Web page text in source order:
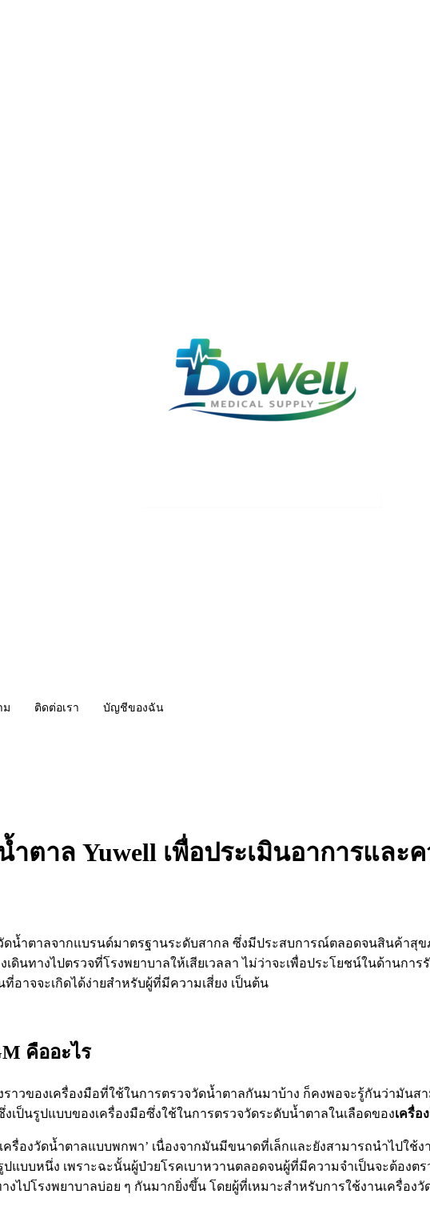
ม ติดต่อเรา บัญชีของฉัน
ำตาล Yuwell เพื่อประเมินอาการแล
ดน้ำตาลจากแบรนด์มาตรฐานระดับสากล ซึ่งมีประสบการณ์ตลอดจนสินค้าสุ
เดินทางไปตรวจที่โรงพยาบาลให้เสียเวลลา ไม่ว่าจะเพื่อประโยชน์ในด้าน
อาจจะเกิดได้ง่ายสำหรับผู้ที่มีความเสี่ยง เป็นต้น
คืออะไร
าวของเครื่องมือที่ใช้ในการตรวจวัดน้ำตาลกันมาบ้าง ก็คงพอจะรู้กันว่ามันส
งเป็นรูปแบบของเครื่องมือซึ่งใช้ในการตรวจวัดระดับน้ำตาลในเลือดของเครื่อ
ครื่องวัดน้ำตาลแบบพกพา’ เนื่องจากมันมีขนาดที่เล็กและยังสามารถนำไปใ
แบบหนึ่ง เพราะฉะนั้นผู้ป่วยโรคเบาหวานตลอดจนผู้ที่มีความจำเป็นจะต้องต
งไปโรงพยาบาลบ่อย ๆ กันมากยิ่งขึ้น โดยผู้ที่เหมาะสำหรับการใช้งานเครื่อง